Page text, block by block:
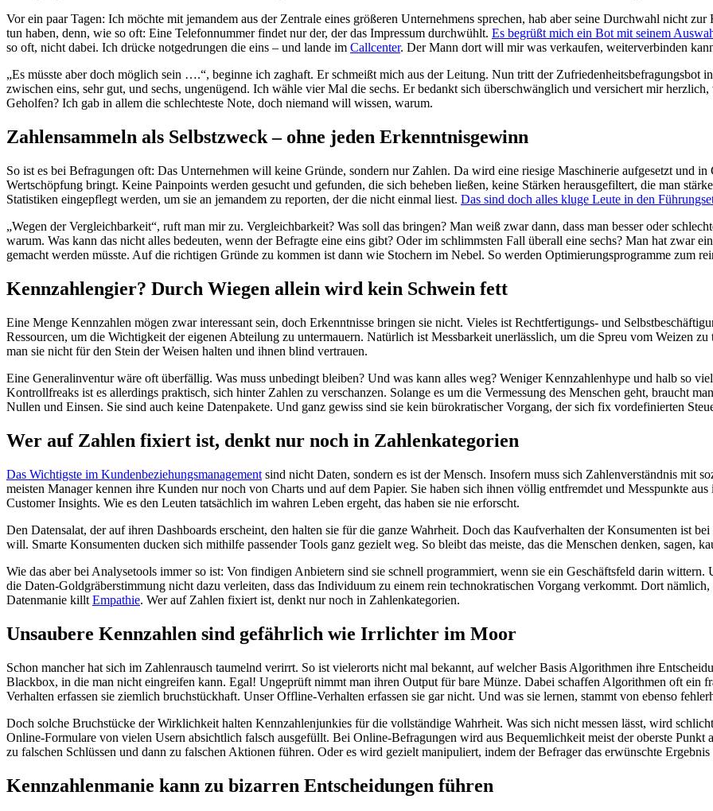
Vor ein paar Tagen: Ich möchte mit jemandem aus der Zentrale eines größeren Unternehmens sprechen, hab aber seine Durchwahl nicht
tun haben, denn, wie so oft: Eine Telefonnummer findet nur der, der das Impressum durchwühlt. Es begrüßt mich ein Bot mit seinem
so oft, nicht dabei. Ich drücke notgedrungen die eins – und lande im Callcenter. Der Mann dort will mir was verkaufen, weiterverbinden
„Es müsste aber doch möglich sein ….“, beginne ich zaghaft. Er schmeißt mich aus der Leitung. Nun tritt der Zufriedenheitsbefragungsbot
zwischen eins, sehr gut, und sechs, ungenügend. Ich wähle vier Mal die sechs. Er bedankt sich überschwänglich und versichert mir
Geholfen? Ich gab in allem die schlechteste Note, doch niemand will wissen, warum.
Zahlensammeln als Selbstzweck – ohne jeden Erkenntnisgewinn
So ist es bei Befragungen oft: Das Unternehmen will keine Gründe, sondern nur Zahlen. Da wird eine riesige Maschinerie aufgesetzt und
Wertschöpfung bringt. Keine Painpoints werden gesucht und gefunden, die sich beheben ließen, keine Stärken herausgefiltert, die man
Statistiken eingepflegt werden, um sie an jemandem zu reporten, der die nicht einmal liest. Das sind doch alles kluge Leute in den
„Wegen der Vergleichbarkeit“, ruft man mir zu. Vergleichbarkeit? Was soll das bringen? Man weiß zwar dann, dass man besser oder
warum. Was kann das nicht alles bedeuten, wenn der Befragte eine eins gibt? Oder im schlimmsten Fall überall eine sechs? Man hat zwar
gemacht werden müsste. Auf die richtigen Gründe zu kommen ist dann wie Stochern im Nebel. So werden Optimierungsprogramme zum
Kennzahlengier? Durch Wiegen allein wird kein Schwein fett
Eine Menge Kennzahlen mögen zwar interessant sein, doch Erkenntnisse bringen sie nicht. Vieles ist Rechtfertigungs- und
Ressourcen, um die Wichtigkeit der eigenen Abteilung zu untermauern. Natürlich ist Messbarkeit unerlässlich, um die Spreu vom Weizen zu
man sie nicht für den Stein der Weisen halten und ihnen blind vertrauen.
Eine Generalinventur wäre oft überfällig. Was muss unbedingt bleiben? Und was kann alles weg? Weniger Kennzahlenhype und halb so
Kontrollfreaks ist es allerdings praktisch, sich hinter Zahlen zu verschanzen. Solange es um die Vermessung des Menschen geht, braucht
Nullen und Einsen. Sie sind auch keine Datenpakete. Und ganz gewiss sind sie kein bürokratischer Vorgang, der sich fix vordefinierten
Wer auf Zahlen fixiert ist, denkt nur noch in Zahlenkategorien
Das Wichtigste im Kundenbeziehungsmanagement sind nicht Daten, sondern es ist der Mensch. Insofern muss sich Zahlenverständnis mit
meisten Manager kennen ihre Kunden nur noch von Charts und auf dem Papier. Sie haben sich ihnen völlig entfremdet und Messpunkte
Customer Insights. Wie es den Leuten tatsächlich im wahren Leben ergeht, das haben sie nie erforscht.
Den Datensalat, der auf ihren Dashboards erscheint, den halten sie für die ganze Wahrheit. Doch das Kaufverhalten der Konsumenten ist
will. Smarte Konsumenten ducken sich mithilfe passender Tools ganz gezielt weg. So bleibt das meiste, das die Menschen denken, sagen,
Wie das aber bei Analysetools immer so ist: Von findigen Anbietern sind sie schnell programmiert, wenn sie ein Geschäftsfeld darin
die Daten-Goldgräberstimmung nicht dazu verleiten, dass das Individuum zu einem rein technokratischen Vorgang verkommt. Dort
Datenmanie killt Empathie. Wer auf Zahlen fixiert ist, denkt nur noch in Zahlenkategorien.
Unsaubere Kennzahlen sind gefährlich wie Irrlichter im Moor
Schon mancher hat sich im Zahlenrausch taumelnd verirrt. So ist vielerorts nicht mal bekannt, auf welcher Basis Algorithmen ihre
Blackbox, in die man nicht eingreifen kann. Egal! Ungeprüft nimmt man ihren Output für bare Münze. Dabei schaffen Algorithmen oft ein
Verhalten erfassen sie ziemlich bruchstückhaft. Unser Offline-Verhalten erfassen sie gar nicht. Und was sie lernen, stammt von ebenso
Doch solche Bruchstücke der Wirklichkeit halten Kennzahlenjunkies für die vollständige Wahrheit. Was sich nicht messen lässt, wird
Online-Formulare von vielen Usern absichtlich falsch ausgefüllt. Bei Online-Befragungen wird aus Bequemlichkeit meist der oberste Punkt
zu falschen Schlüssen und dann zu falschen Aktionen führen. Oder es wird gezielt manipuliert, indem der Befrager das erwünschte Ergebnis
Kennzahlenmanie kann zu bizarren Entscheidungen führen